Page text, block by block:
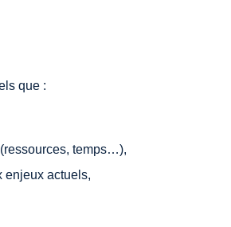
que :
temps…),
enjeux actuels,